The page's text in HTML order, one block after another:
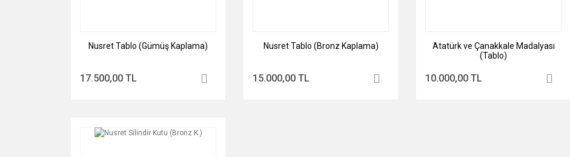
Nusret Tablo (Gümüş Kaplama)
17.500,00 TL
Nusret Tablo (Bronz Kaplama)
15.000,00 TL
Atatürk ve Çanakkale Madalyası
(Tablo)
10.000,00 TL